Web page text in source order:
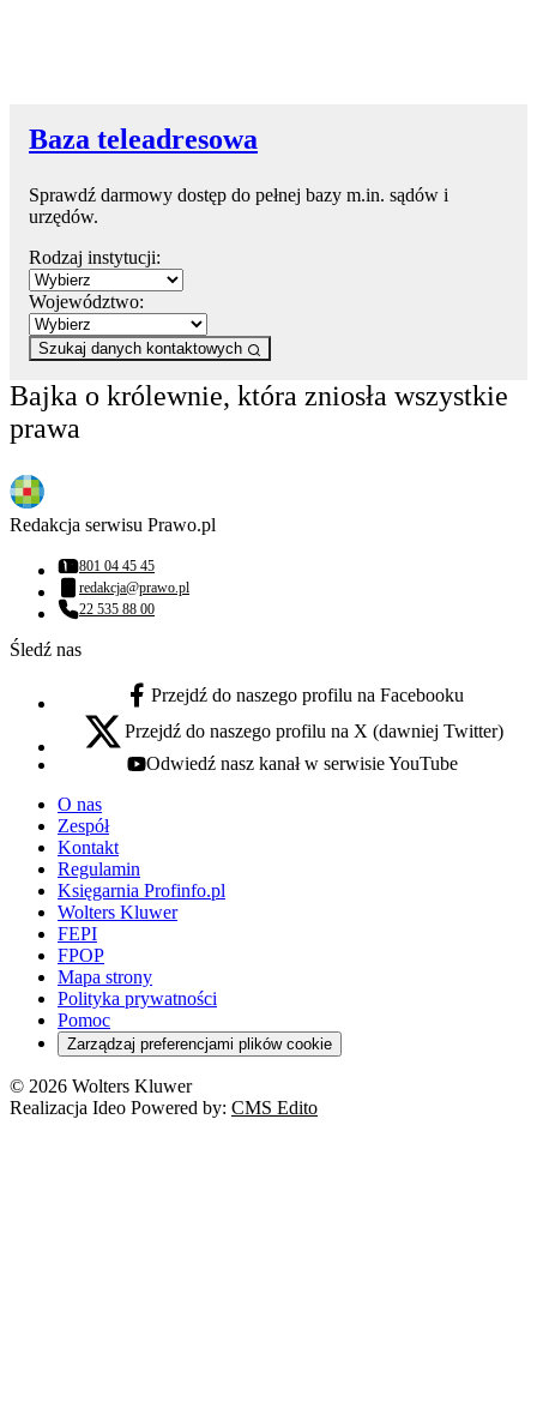
Baza teleadresowa
Sprawdź darmowy dostęp do pełnej bazy m.in. sądów i
urzędów.
Rodzaj instytucji:
Województwo:
Szukaj danych kontaktowych
Bajka o królewnie, która zniosła wszystkie
prawa
Redakcja serwisu Prawo.pl
Numer telefonu:
801 04 45 45
Adres email:
redakcja@prawo.pl
Numer telefonu:
22 535 88 00
Śledź nas
facebook - otwiera się w nowej karcie
Przejdź do naszego profilu na Facebooku
x - otwiera się w nowej karcie
Przejdź do naszego profilu na X (dawniej Twitter)
youtube - otwiera się w nowej karcie
Odwiedź nasz kanał w serwisie YouTube
O nas
Zespół
Kontakt
Regulamin
Księgarnia Profinfo.pl
Wolters Kluwer
FEPI
FPOP
Mapa strony
Polityka prywatności
Pomoc
Zarządzaj preferencjami plików cookie
© 2026 Wolters Kluwer
Realizacja Ideo Powered by: CMS Edito